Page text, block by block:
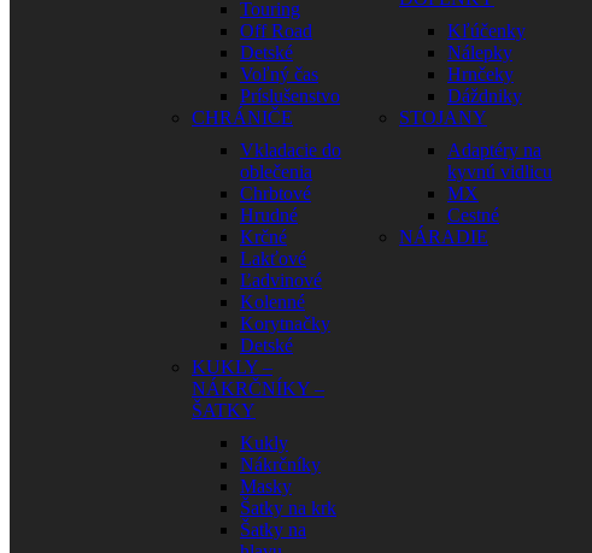
Touring
Off Road
Detské
Voľný čas
Príslušenstvo
CHRÁNIČE
Vkladacie do
oblečenia
Chrbtové
Hrudné
Krčné
Lakťové
Ľadvinové
Kolenné
Korytnačky
Detské
KUKLY –
NÁKRČNÍKY –
ŠATKY
Kukly
Nákrčníky
Masky
Šatky na krk
Šatky na
Kľúčenky
Nálepky
Hrnčeky
Dáždniky
STOJANY
Adaptéry na
kyvnú vidlicu
MX
Cestné
NÁRADIE